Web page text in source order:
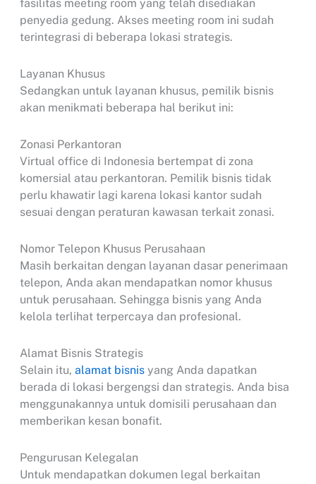
fasilitas meeting room yang telah disediakan
penyedia gedung. Akses meeting room ini sudah
terintegrasi di beberapa lokasi strategis.
Layanan Khusus
Sedangkan untuk layanan khusus, pemilik bisnis
akan menikmati beberapa hal berikut ini:
Zonasi Perkantoran
Virtual office di Indonesia bertempat di zona
komersial atau perkantoran. Pemilik bisnis tidak
perlu khawatir lagi karena lokasi kantor sudah
sesuai dengan peraturan kawasan terkait zonasi.
Nomor Telepon Khusus Perusahaan
Masih berkaitan dengan layanan dasar penerimaan
telepon, Anda akan mendapatkan nomor khusus
untuk perusahaan. Sehingga bisnis yang Anda
kelola terlihat terpercaya dan profesional.
Alamat Bisnis Strategis
Selain itu, alamat bisnisyang Anda dapatkan
berada di lokasi bergengsi dan strategis. Anda bisa
menggunakannya untuk domisili perusahaan dan
memberikan kesan bonafit.
Pengurusan Kelegalan
Untuk mendapatkan dokumen legal berkaitan